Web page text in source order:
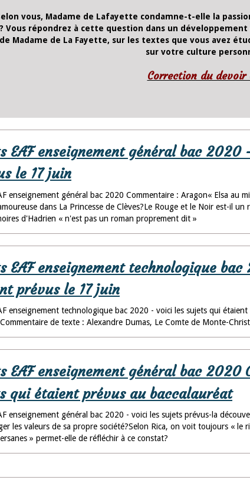
vous, Madame de Lafayette condamne-t-elle la
? Vous répondrez à cette question dans un
de Madame de La Fayette, sur les textes que vous avez
sur votre culture
Correction du devoir
EAF enseignement général bac
le 17 juin
enseignement général bac 2020 Commentaire : Aragon« Elsa au
dans La Princesse de Clèves?Le Rouge et le Noir est-il
d'Hadrien « n'est pas un roman proprement dit »
EAF enseignement technologique
prévus le 17 juin
enseignement technologique bac 2020 - voici les sujets qui
de texte : Alexandre Dumas, Le Comte de Monte-
EAF enseignement général bac
qui étaient prévus au baccalauréat
enseignement général bac 2020 - voici les sujets prévus-la
les valeurs de sa propre société?Selon Rica, on voit toujours « le
» permet-elle de réfléchir à ce constat?